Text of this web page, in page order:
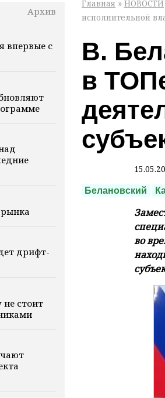
Архив
впервые с
дрифт-
не стоит
Главная » НОВОСТИ
исполнительной
В.
в
Белановский
во